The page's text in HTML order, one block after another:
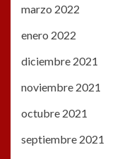
marzo 2022
enero 2022
diciembre 2021
noviembre 2021
octubre 2021
septiembre 2021